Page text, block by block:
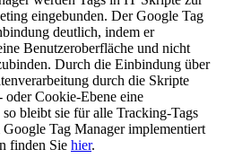
eingebunden. Der Google Tag
deutlich, indem er
Benutzeroberfläche und nicht
Durch die Einbindung über
durch die Skripte
oder Cookie-Ebene eine
bleibt sie für alle Tracking-Tags
Tag Manager implementiert
finden Sie hier.